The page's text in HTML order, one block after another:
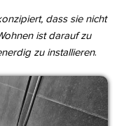
dass sie nicht
ist darauf zu
zu installieren.